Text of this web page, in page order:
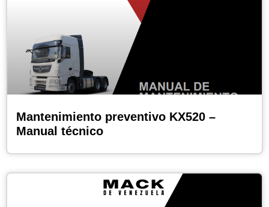
Mantenimiento preventivo KX520 –
Manual técnico